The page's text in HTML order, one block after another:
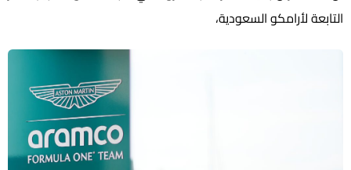
التابعة لأرامكو السعودية،